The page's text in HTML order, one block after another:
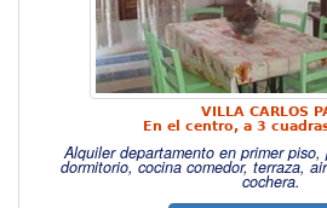
VILLA CARLOS
En el centro, a 3
Alquiler departamento en primer
dormitorio, cocina comedor, terraza,
cochera.